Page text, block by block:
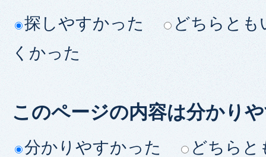
探しやすかった
どちらとも
くかった
このページの内容は分かり
分かりやすかった
どちらと